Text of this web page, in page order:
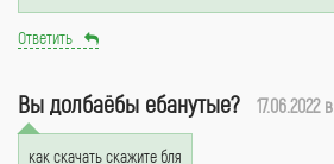
Ответить
Вы долбаёбы ебанутые? 17.06.2022
как скачать скажите бля